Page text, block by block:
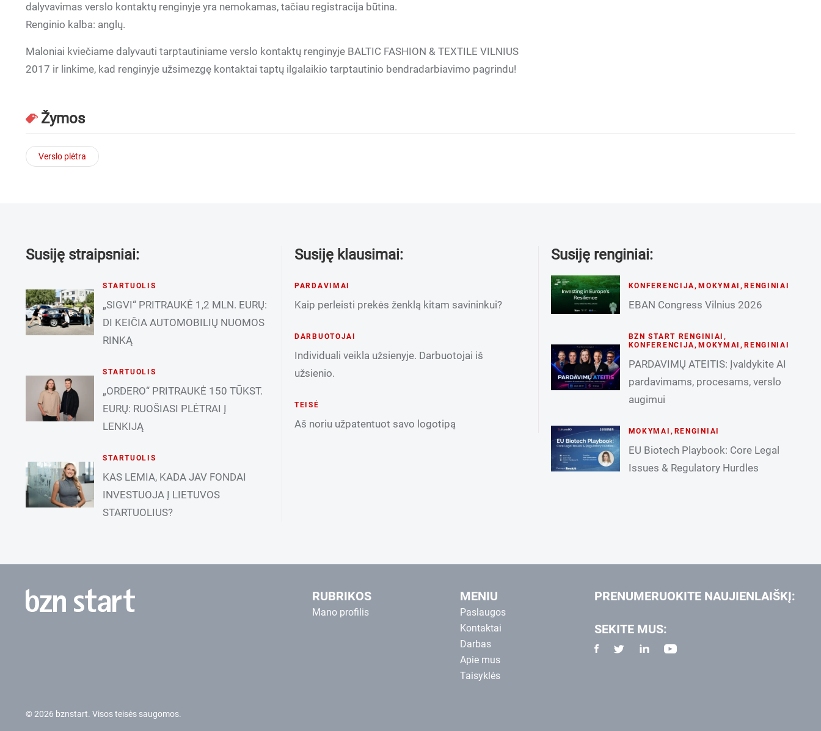
dalyvavimas verslo kontaktų renginyje yra nemokamas, tačiau registracija būtina.
Renginio kalba: anglų.
Maloniai kviečiame dalyvauti tarptautiniame verslo kontaktų renginyje BALTIC FASHION & TEXTILE VILNIUS
2017 ir linkime, kad renginyje užsimezgę kontaktai taptų ilgalaikio tarptautinio bendradarbiavimo pagrindu!
Žymos
Verslo plėtra
Susiję straipsniai:
STARTUOLIS
„SIGVI“ PRITRAUKĖ 1,2 MLN. EURŲ:
DI KEIČIA AUTOMOBILIŲ NUOMOS
RINKĄ
STARTUOLIS
„ORDERO“ PRITRAUKĖ 150 TŪKST.
EURŲ: RUOŠIASI PLĖTRAI Į
LENKIJĄ
STARTUOLIS
KAS LEMIA, KADA JAV FONDAI
INVESTUOJA Į LIETUVOS
STARTUOLIUS?
Susiję klausimai:
PARDAVIMAI
Kaip perleisti prekės ženklą kitam savininkui?
DARBUOTOJAI
Individuali veikla užsienyje. Darbuotojai iš
užsienio.
TEISĖ
Aš noriu užpatentuot savo logotipą
Susiję renginiai:
KONFERENCIJA,MOKYMAI,RENGINIAI
EBAN Congress Vilnius 2026
BZN START RENGINIAI ,
KONFERENCIJA ,MOKYMAI ,RENGINIAI
PARDAVIMŲ ATEITIS: Įvaldykite AI
pardavimams, procesams, verslo
augimui
MOKYMAI , RENGINIAI
EU Biotech Playbook: Core Legal
Issues & Regulatory Hurdles
RUBRIKOS
Mano profilis
MENIU
Paslaugos
Kontaktai
Darbas
Apie mus
Taisyklės
PRENUMERUOKITE NAUJIENLAIŠKĮ:
SEKITE MUS:
© 2026 bznstart. Visos teisės saugomos.